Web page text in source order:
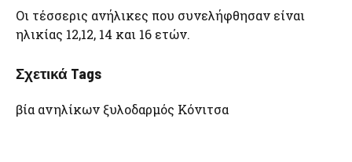
Οι τέσσερις ανήλικες που συνελήφθησαν είναι
ηλικίας 12,12, 14 και 16 ετών.
Σχετικά Tags
βία ανηλίκων ξυλοδαρμός Κόνιτσα